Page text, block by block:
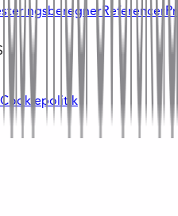
Referencer
Cookiepolitik